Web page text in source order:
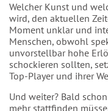
Welcher Kunst und
wird, den aktuellen
Moment unklar und
Menschen, obwohl
unvorstellbar hohe
schockieren sollten,
Top-Player und ihrer
Und weiter? Bald
mehr stattfinden